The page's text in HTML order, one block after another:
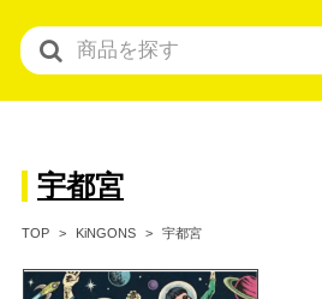
宇都宮
TOP KiNGONS 宇都宮